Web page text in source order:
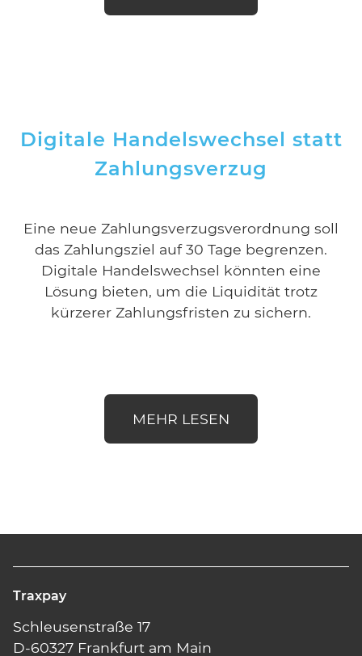
Digitale Handelswechsel statt
Zahlungsverzug
Eine neue Zahlungsverzugsverordnung soll
das Zahlungsziel auf 30 Tage begrenzen.
Digitale Handelswechsel könnten eine
Lösung bieten, um die Liquidität trotz
kürzerer Zahlungsfristen zu sichern.
MEHR LESEN
Traxpay
Schleusenstraße 17
D-60327 Frankfurt am Main